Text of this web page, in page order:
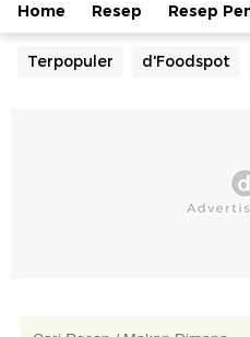
Home Resep Resep
Terpopuler d'Foodspot